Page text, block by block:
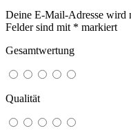
Deine E-Mail-Adresse wird
Felder sind mit * markiert
Gesamtwertung
Qualität